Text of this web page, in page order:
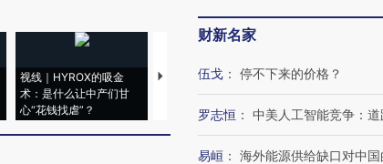
视线｜HYROX的吸金
术：是什么让中产们甘
心“花钱找虐”？
马航飞行员跨国走私7万
粒摇头丸 尿检体内含3种
视线｜被称为“蟑
度Z世代 用街头
育部长拱下台
财新名家
伍戈 ： 停不下来的价格？
罗志恒 ： 中美人工智能竞争：
易峘 ： 海外能源供给缺口对中国